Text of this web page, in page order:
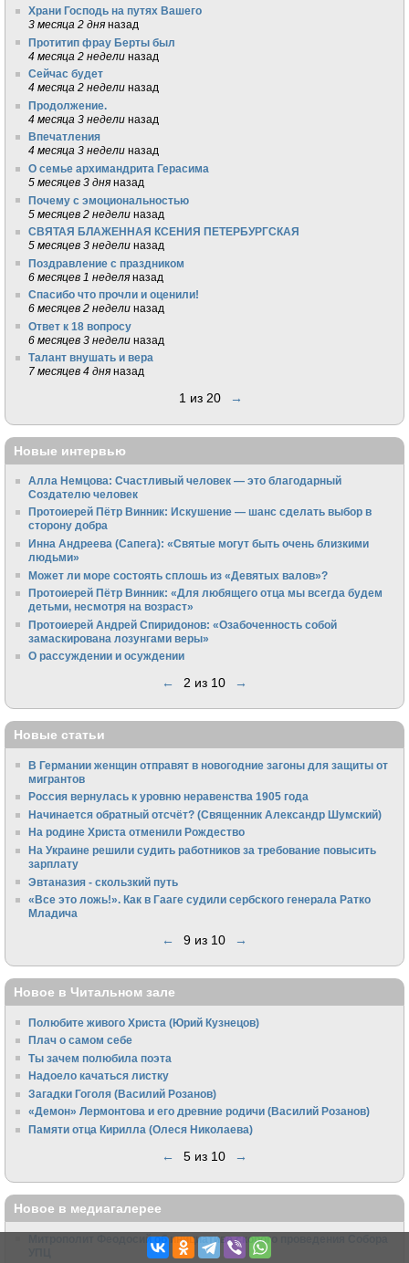
Храни Господь на путях Вашего
3 месяца 2 дня назад
Протитип фрау Берты был
4 месяца 2 недели назад
Сейчас будет
4 месяца 2 недели назад
Продолжение.
4 месяца 3 недели назад
Впечатления
4 месяца 3 недели назад
О семье архимандрита Герасима
5 месяцев 3 дня назад
Почему с эмоциональностью
5 месяцев 2 недели назад
СВЯТАЯ БЛАЖЕННАЯ КСЕНИЯ ПЕТЕРБУРГСКАЯ
5 месяцев 3 недели назад
Поздравление с праздником
6 месяцев 1 неделя назад
Спасибо что прочли и оценили!
6 месяцев 2 недели назад
Ответ к 18 вопросу
6 месяцев 3 недели назад
Талант внушать и вера
7 месяцев 4 дня назад
1 из 20 →
Новые интервью
Алла Немцова: Счастливый человек — это благодарный
Создателю человек
Протоиерей Пётр Винник: Искушение — шанс сделать выбор в
сторону добра
Инна Андреева (Сапега): «Святые могут быть очень близкими
людьми»
Может ли море состоять сплошь из «Девятых валов»?
Протоиерей Пётр Винник: «Для любящего отца мы всегда будем
детьми, несмотря на возраст»
Протоиерей Андрей Спиридонов: «Озабоченность собой
замаскирована лозунгами веры»
О рассуждении и осуждении
← 2 из 10 →
Новые статьи
В Германии женщин отправят в новогодние загоны для защиты от
мигрантов
Россия вернулась к уровню неравенства 1905 года
Начинается обратный отсчёт? (Священник Александр Шумский)
На родине Христа отменили Рождество
На Украине решили судить работников за требование повысить
зарплату
Эвтаназия - скользкий путь
«Все это ложь!». Как в Гааге судили сербского генерала Ратко
Младича
← 9 из 10 →
Новое в Читальном зале
Полюбите живого Христа (Юрий Кузнецов)
Плач о самом себе
Ты зачем полюбила поэта
Надоело качаться листку
Загадки Гоголя (Василий Розанов)
«Демон» Лермонтова и его древние родичи (Василий Розанов)
Памяти отца Кирилла (Олеся Николаева)
← 5 из 10 →
Новое в медиагалерее
Митрополит Феодосий об инициативе скорого проведения Собора